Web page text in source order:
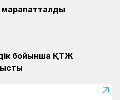
марапатталды
бойынша ҚТЖ